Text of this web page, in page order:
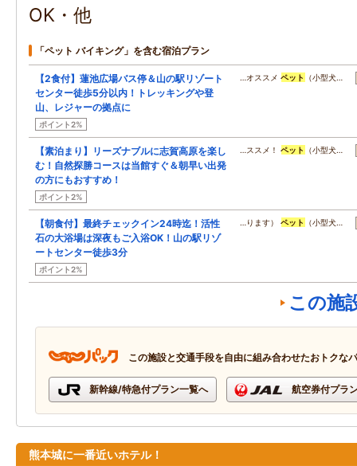
OK・他
「ペット バイキング」を含む宿泊プラン
【2食付】蓮池広場バス停＆山の駅リゾート
センター徒歩5分以内！トレッキングや登
山、レジャーの拠点に
ポイント2%
…オススメペット （小型犬…
【素泊まり】リーズナブルに志賀高原を楽し
む！自然探勝コースは当館すぐ＆朝早い出発
の方にもおすすめ！
ポイント2%
…ススメ！ペット （小型犬…
【朝食付】最終チェックイン24時迄！活性
石の大浴場は深夜もご入浴OK！山の駅リゾ
ートセンター徒歩3分
ポイント2%
…ります）ペット （小型犬…
この施
この施設と交通手段を自由に組み合わせたおトクな
新幹線/特急付プラン一覧へ 航空券付プラ
熊本城に一番近いホテル！